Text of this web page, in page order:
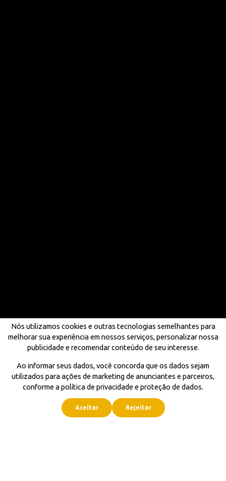
Nós utilizamos cookies e outras tecnologias semelhantes para
melhorar sua experiência em nossos serviços, personalizar nossa
publicidade e recomendar conteúdo de seu interesse.
Ao informar seus dados, você concorda que os dados sejam
utilizados para ações de marketing de anunciantes e parceiros,
conforme a política de privacidade e proteção de dados.
Aceitar Rejeitar